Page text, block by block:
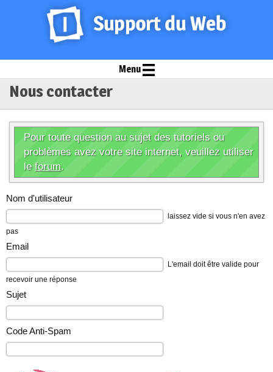
Menu
Nous contacter
Pour toute question au sujet des tutoriels ou
problèmes avez votre site internet, veuillez utiliser
le forum.
Nom d'utilisateur
laissez vide si vous n'en avez
pas
Email
L'email doit être valide pour
recevoir une réponse
Sujet
Code Anti-Spam